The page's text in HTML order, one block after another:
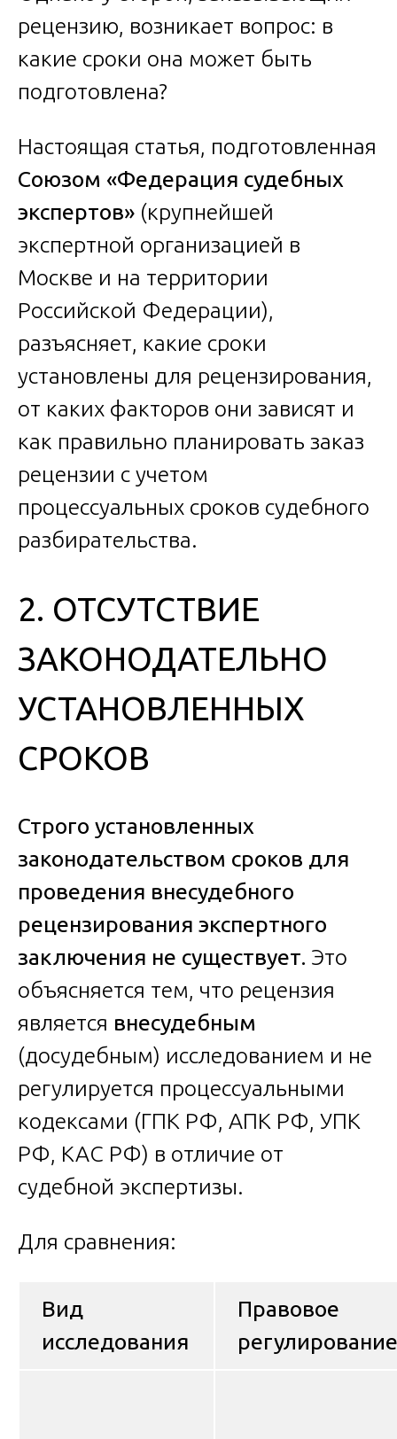
рецензию, возникает вопрос: в
какие сроки она может быть
подготовлена?
Настоящая статья, подготовленная
Союзом «Федерация судебных
экспертов» (крупнейшей
экспертной организацией в
Москве и на территории
Российской Федерации),
разъясняет, какие сроки
установлены для рецензирования,
от каких факторов они зависят и
как правильно планировать заказ
рецензии с учетом
процессуальных сроков судебного
разбирательства.
2. ОТСУТСТВИЕ
ЗАКОНОДАТЕЛЬНО
УСТАНОВЛЕННЫХ
СРОКОВ
Строго установленных
законодательством сроков для
проведения внесудебного
рецензирования экспертного
заключения не существует. Это
объясняется тем, что рецензия
является внесудебным
(досудебным) исследованием и не
регулируется процессуальными
кодексами (ГПК РФ, АПК РФ, УПК
РФ, КАС РФ) в отличие от
судебной экспертизы.
Для сравнения:
Вид
исследования
Правовое
регулирование